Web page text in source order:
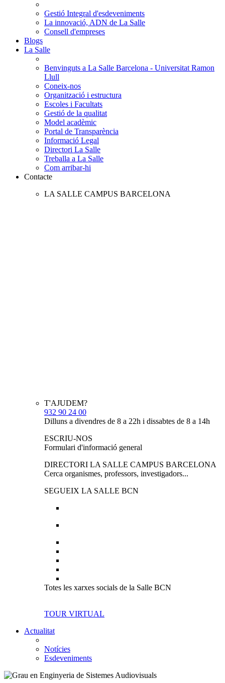
Gestió Integral d'esdeveniments
La innovació, ADN de La Salle
Consell d'empreses
Blogs
La Salle
Benvinguts a La Salle Barcelona - Universitat Ramon
Llull
Coneix-nos
Organització i estructura
Escoles i Facultats
Gestió de la qualitat
Model acadèmic
Portal de Transparència
Informació Legal
Directori La Salle
Treballa a La Salle
Com arribar-hi
Contacte
LA SALLE CAMPUS BARCELONA
T'AJUDEM?
932 90 24 00
Dilluns a divendres de 8 a 22h i dissabtes de 8 a 14h
ESCRIU-NOS
Formulari d'informació general
DIRECTORI LA SALLE CAMPUS BARCELONA
Cerca organismes, professors, investigadors...
SEGUEIX LA SALLE BCN
Totes les xarxes socials de la Salle BCN
TOUR VIRTUAL
Actualitat
Notícies
Esdeveniments